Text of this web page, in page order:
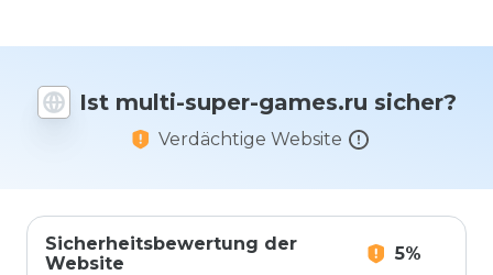
Ist multi-super-games.ru sicher?
Verdächtige Website
Sicherheitsbewertung der
Website
5%
Wie
Sie diese
Website
auf einer